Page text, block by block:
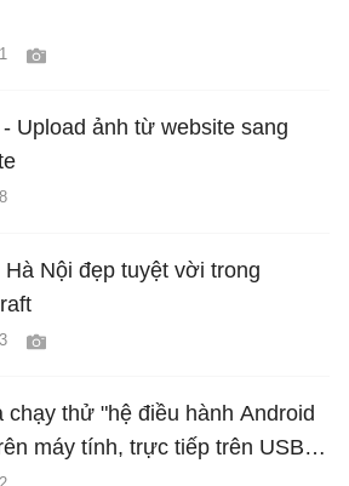
Upload ảnh từ website sang
Hà Nội đẹp tuyệt vời trong
chạy thử "hệ điều hành Android
máy tính, trực tiếp trên USB,
với OS khác